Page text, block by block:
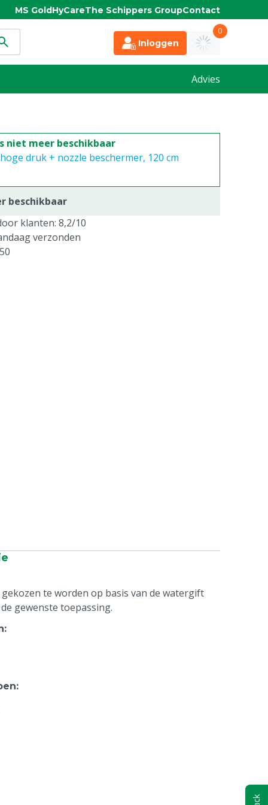
MS GoldHyCareThe Schippers GroupContact
Inloggen
0
Advies
niet meer beschikbaar
druk + nozzle beschermer, 120 cm
beschikbaar
klanten: 8,2/10
verzonden
te worden op basis van de watergift
gewenste toepassing.
:
: